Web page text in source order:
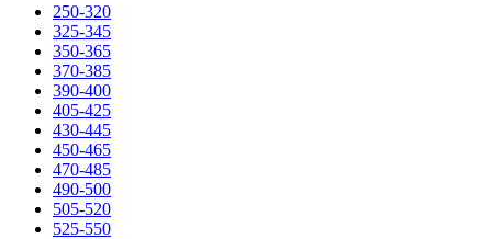
250-320
325-345
350-365
370-385
390-400
405-425
430-445
450-465
470-485
490-500
505-520
525-550